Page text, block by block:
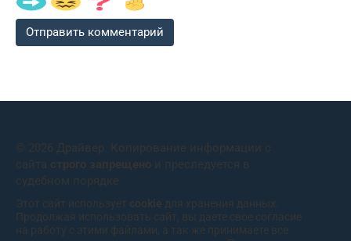
© 2026 Драйвер. Копирование информации с
сайта строго запрещено и преследуется в
судебном порядке
Этот сайт использует cookie для хранения данных.
Продолжая использовать сайт, вы даете свое согласие
на работу с этими файлами, а так же принимаете все